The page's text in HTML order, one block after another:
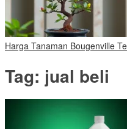
Harga Tanaman Bougenville
Tag: jual beli